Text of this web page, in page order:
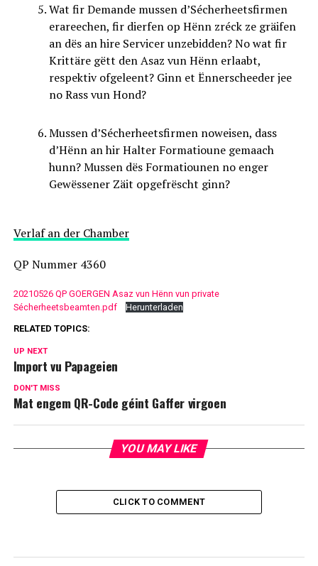
Wat fir Demande mussen d’Sécherheetsfirmen
erareechen, fir dierfen op Hënn zréck ze gräifen
an dës an hire Servicer unzebidden? No wat fir
Krittäre gëtt den Asaz vun Hënn erlaabt,
respektiv ofgeleent? Ginn et Ënnerscheeder jee
no Rass vun Hond?
Mussen d’Sécherheetsfirmen noweisen, dass
d’Hënn an hir Halter Formatioune gemaach
hunn? Mussen dës Formatiounen no enger
Gewëssener Zäit opgefrëscht ginn?
Verlaf an der Chamber
QP Nummer 4360
20210526 QP GOERGEN Asaz vun Hënn vun private
Sécherheetsbeamten.pdf
Herunterladen
RELATED TOPICS:
UP NEXT
Import vu Papageien
DON'T MISS
Mat engem QR-Code géint Gaffer virgoen
YOU MAY LIKE
CLICK TO COMMENT